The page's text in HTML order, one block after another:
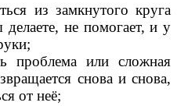
из замкнутого круга
не помогает, и у
проблема или сложная
снова и снова,
от неё;